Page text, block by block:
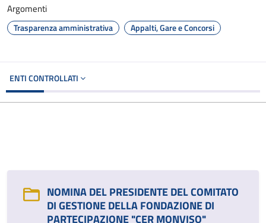
Argomenti
Trasparenza amministrativa Appalti, Gare e Concorsi
ENTI CONTROLLATI
NOMINA DEL PRESIDENTE DEL COMITATO
DI GESTIONE DELLA FONDAZIONE DI
PARTECIPAZIONE "CER MONVISO"